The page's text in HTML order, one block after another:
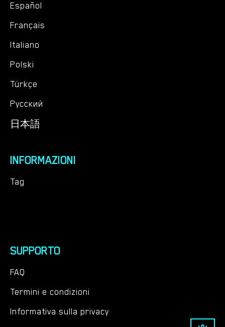
Español
Français
Italiano
Polski
Türkçe
Русский
日本語
INFORMAZIONI
Tag
SUPPORTO
FAQ
Termini e condizioni
Informativa sulla privacy